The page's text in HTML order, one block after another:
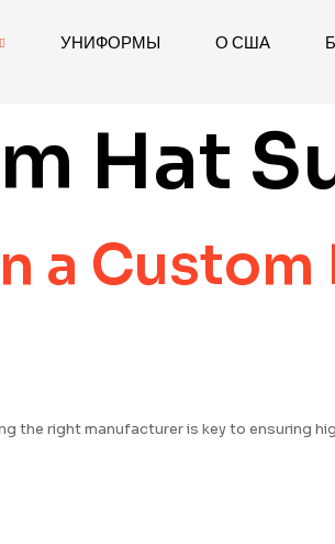
УНИФОРМЫ О США
Hat
a Custom
the right manufacturer is key to ensuring